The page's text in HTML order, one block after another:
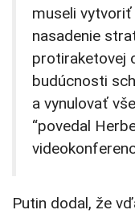
museli vytvoriť
nasadenie
protiraketovej
budúcnosti
a vynulovať
“povedal
Putin dodal, že